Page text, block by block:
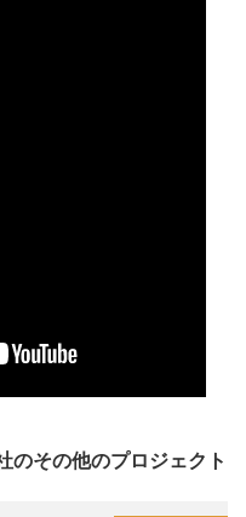
のその他のプロジェクト